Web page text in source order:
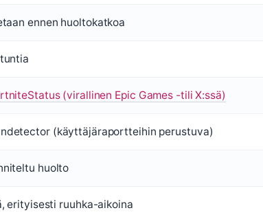
ennen huoltokatkoa
(virallinen Epic Games -tili X:ssä)
(käyttäjäraportteihin perustuva)
huolto
erityisesti ruuhka-aikoina